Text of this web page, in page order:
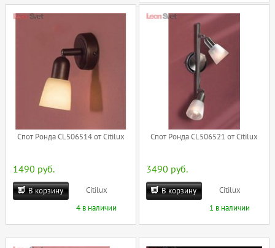
Спот Ронда CL506514 от Citilux
1490 руб.
В корзину
Citilux
4 в наличии
Спот Ронда CL506521 от Citilux
3490 руб.
В корзину
Citilux
1 в наличии